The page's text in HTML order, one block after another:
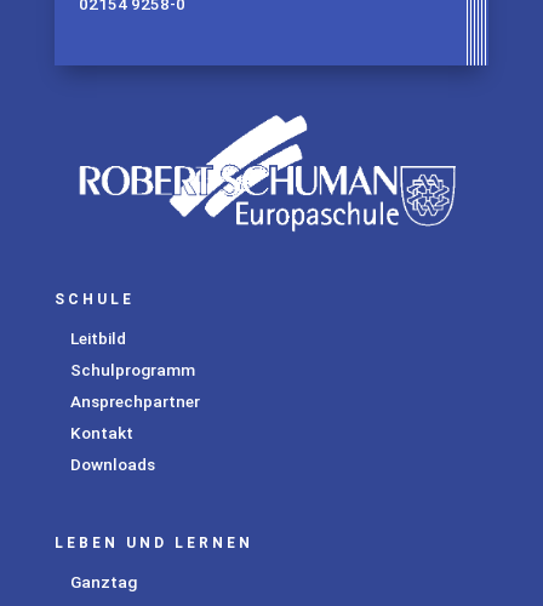
SCHULE
Leitbild
Schulprogramm
Ansprechpartner
Kontakt
Downloads
LEBEN UND LERNEN
Ganztag